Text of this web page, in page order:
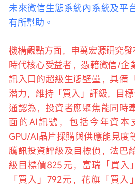
未來微信生態系統內系統及平
有所幫助。
機構觀點方面，申萬宏源研究
時代核心受益者，憑藉微信/企
訊入口的超級生態壁壘，具備
潜力，維持「買入」評級，目
通認為，投資者應聚焦能同時
面的AI訊號，包括今年資本
GPU/AI晶片採購與供應能見度
騰訊投資評級及目標價，法巴
級目標價825元，富瑞「買入
「買入」792元，花旗「買入